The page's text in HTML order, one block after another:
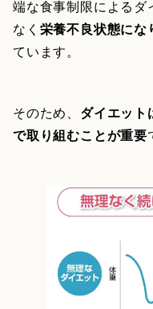
端な食事制限による
なく 栄養不良状態にな
ています。
そのため、 ダイエット
で取り組むことが重要